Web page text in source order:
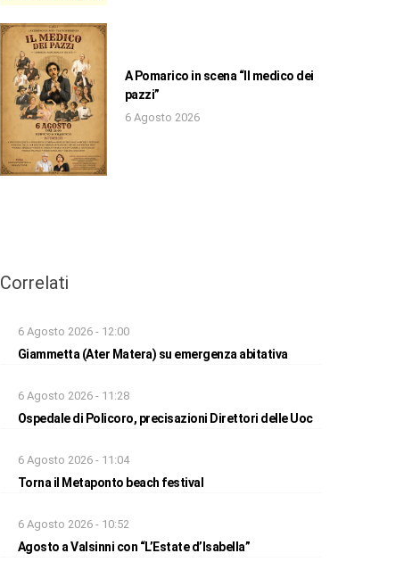
A Pomarico in scena “Il medico dei
pazzi”
6 Agosto 2026
Correlati
6 Agosto 2026 - 12:00
Giammetta (Ater Matera) su emergenza abitativa
6 Agosto 2026 - 11:28
Ospedale di Policoro, precisazioni Direttori delle Uoc
6 Agosto 2026 - 11:04
Torna il Metaponto beach festival
6 Agosto 2026 - 10:52
Agosto a Valsinni con “L’Estate d’Isabella”